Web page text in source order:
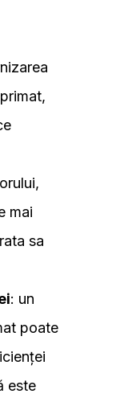
mai
sa
: un
poate
este